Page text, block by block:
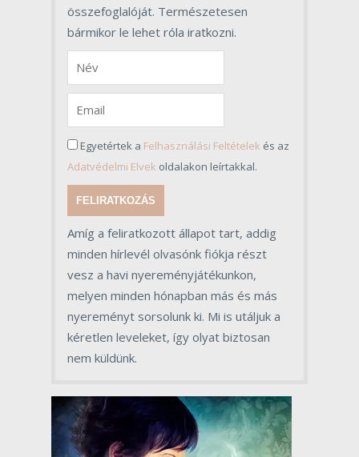
összefoglalóját. Természetesen
bármikor le lehet róla iratkozni.
Egyetértek a Felhasználási Feltételek és az
Adatvédelmi Elvek oldalakon leírtakkal.
FELIRATKOZÁS
Amíg a feliratkozott állapot tart, addig
minden hírlevél olvasónk fiókja részt
vesz a havi nyereményjátékunkon,
melyen minden hónapban más és más
nyereményt sorsolunk ki. Mi is utáljuk a
kéretlen leveleket, így olyat biztosan
nem küldünk.